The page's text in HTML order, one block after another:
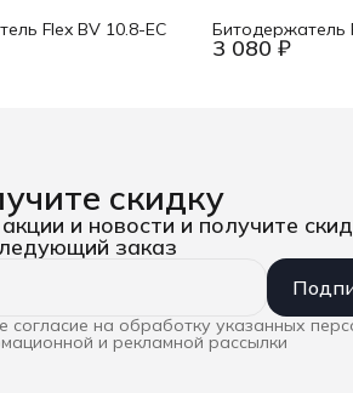
Flex BV 10.8-EC
3 080 ₽
Битодержатель
скидку
и новости и получите
заказ
согласие на обработку указанных
и рекламной рассылки